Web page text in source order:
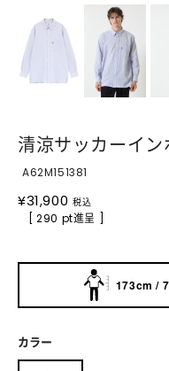
清涼サッカーイ
A62M151381
¥31,900 税込
[ 290 pt進呈 ]
173cm /
カラー